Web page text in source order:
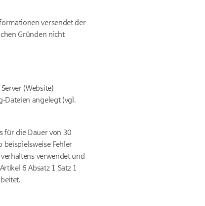
versendet der
Gründen nicht
(Website)
Dateien angelegt (vgl.
für die Dauer von 30
beispielsweise Fehler
verwendet und
6 Absatz 1 Satz 1